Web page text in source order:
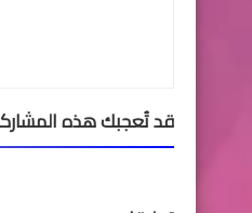
قد تُعجبك هذه